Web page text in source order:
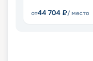
от44 704 ₽/ место